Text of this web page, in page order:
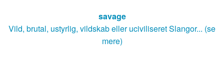
savage
Vild, brutal, ustyrlig, vildskab eller uciviliseret Slangor... (se
mere)